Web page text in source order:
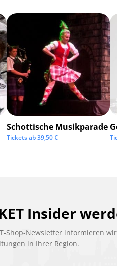
Schottische Musikparade
Tickets ab39,50€
Insider
Shop-Newsletter informieren
in Ihrer Region.